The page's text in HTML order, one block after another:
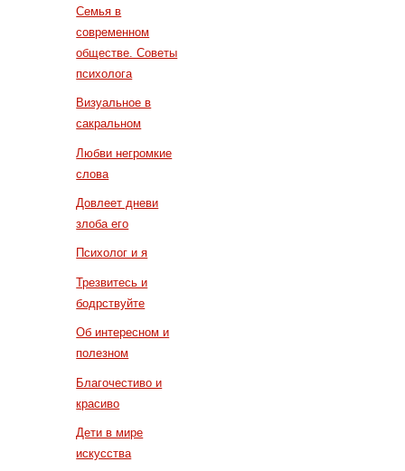
Семья в
современном
обществе. Советы
психолога
Визуальное в
сакральном
Любви негромкие
слова
Довлеет дневи
злоба его
Психолог и я
Трезвитесь и
бодрствуйте
Об интересном и
полезном
Благочестиво и
красиво
Дети в мире
искусства